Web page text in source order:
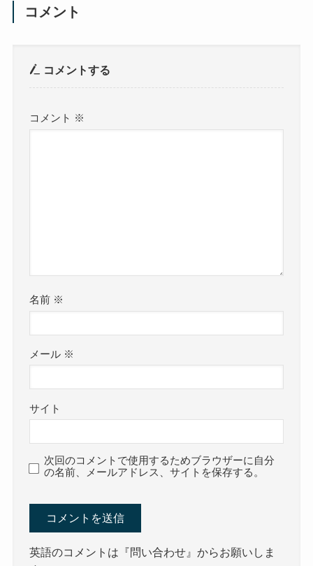
コメント
コメントする
コメント ※
名前 ※
メール ※
サイト
次回のコメントで使用するためブラウザーに自分
の名前、メールアドレス、サイトを保存する。
英語のコメントは『問い合わせ』からお願いしま